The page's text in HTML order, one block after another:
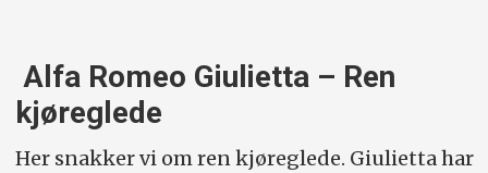
Alfa Romeo Giulietta – Ren
kjøreglede
Her snakker vi om ren kjøreglede. Giulietta har